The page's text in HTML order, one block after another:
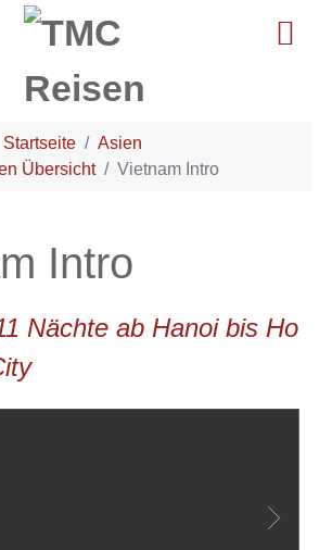
Startseite
Asien
Übersicht
Vietnam Intro
Intro
Nächte ab Hanoi bis Ho